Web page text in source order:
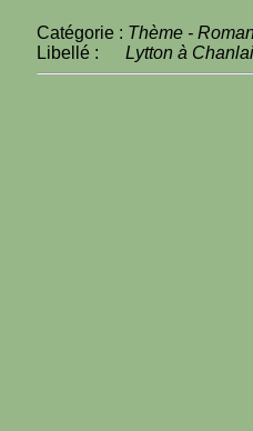
Catégorie : Thème -
Libellé : Lytton à